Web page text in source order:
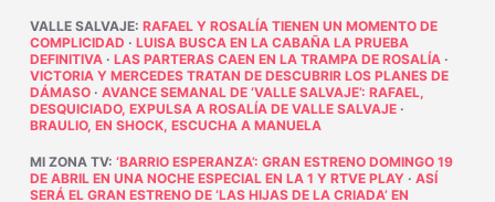
VALLE SALVAJE: RAFAEL Y ROSALÍA TIENEN UN MOMENTO DE
COMPLICIDAD · LUISA BUSCA EN LA CABAÑA LA PRUEBA
DEFINITIVA· LAS PARTERAS CAEN EN LA TRAMPA DE ROSALÍA·
VICTORIA Y MERCEDES TRATAN DE DESCUBRIR LOS PLANES DE
DÁMASO· AVANCE SEMANAL DE ‘VALLE SALVAJE’: RAFAEL,
DESQUICIADO, EXPULSA A ROSALÍA DE VALLE SALVAJE·
BRAULIO, EN SHOCK, ESCUCHA A MANUELA
MI ZONA TV: ‘BARRIO ESPERANZA’: GRAN ESTRENO DOMINGO 19
DE ABRIL EN UNA NOCHE ESPECIAL EN LA 1 Y RTVE PLAY· ASÍ
SERÁ EL GRAN ESTRENO DE ‘LAS HIJAS DE LA CRIADA’ EN